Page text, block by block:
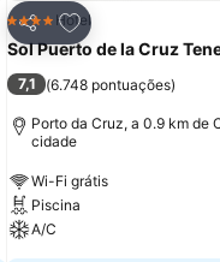
Partilhar
Adicionar aos
4 EstrelasHotel
Sol Puerto de la Cruz
7,1 (6.748 pontuações)
Porto da Cruz, a 0.9 km de
cidade
Wi-Fi grátis
Piscina
A/C